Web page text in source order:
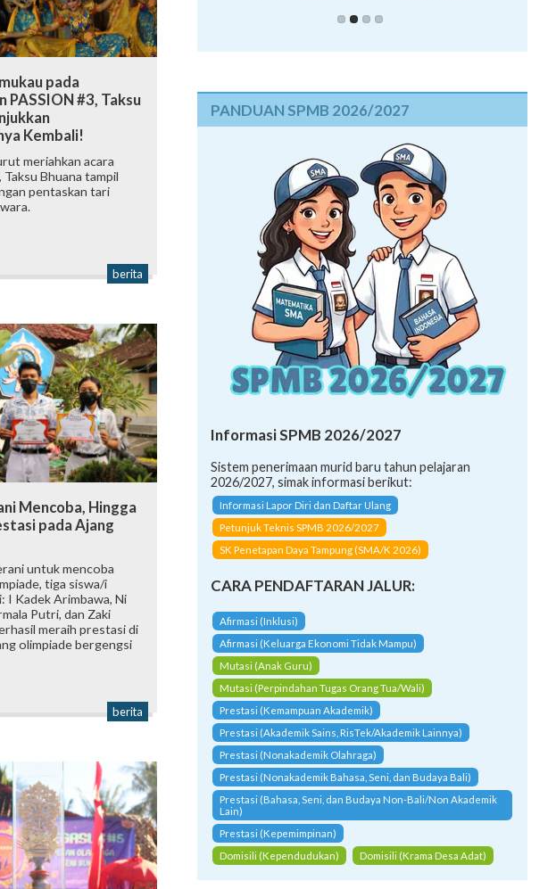
pada
PASSION #3, Taksu
Kembali!
meriahkan acara
Taksu Bhuana tampil
pentaskan tari
berita
Mencoba, Hingga
pada Ajang
untuk mencoba
tiga siswa/i
I Kadek Arimbawa, Ni
Putri, dan Zaki
meraih prestasi di
olimpiade bergengsi
berita
PANDUAN SPMB 2026/2027
Informasi SPMB 2026/2027
Sistem penerimaan murid baru tahun pelajaran
2026/2027, simak informasi berikut:
Informasi Lapor Diri dan Daftar Ulang
Petunjuk Teknis SPMB 2026/2027
SK Penetapan Daya Tampung (SMA/K 2026)
CARA PENDAFTARAN JALUR:
Afirmasi (Inklusi)
Afirmasi (Keluarga Ekonomi Tidak Mampu)
Mutasi (Anak Guru)
Mutasi (Perpindahan Tugas Orang Tua/Wali)
Prestasi (Kemampuan Akademik)
Prestasi (Akademik Sains, RisTek/Akademik Lainnya)
Prestasi (Nonakademik Olahraga)
Prestasi (Nonakademik Bahasa, Seni, dan Budaya Bali)
Prestasi (Bahasa, Seni, dan Budaya Non-Bali/Non Akademik
Lain)
Prestasi (Kepemimpinan)
Domisili (Kependudukan)
Domisili (Krama Desa Adat)